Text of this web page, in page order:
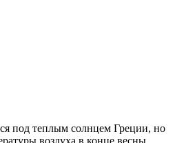
под теплым солнцем Греции, но
воздуха в конце весны